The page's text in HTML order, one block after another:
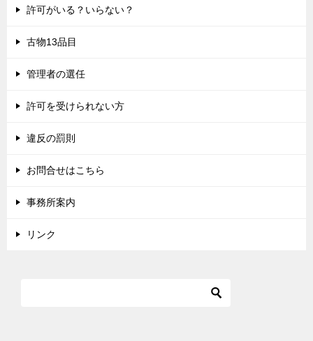
許可がいる？いらない？
古物13品目
管理者の選任
許可を受けられない方
違反の罰則
お問合せはこちら
事務所案内
リンク